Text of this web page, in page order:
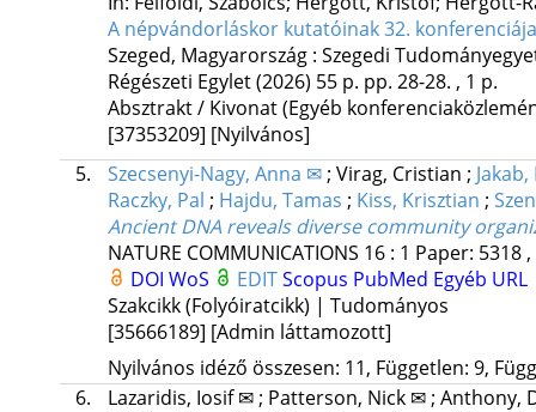
A népvándorláskor kutatóinak 32. konferenciája
Szeged, Magyarország : Szegedi
Régészeti Egylet(2026) 55 p. pp. 28-28. , 1 p.
Absztrakt / Kivonat (Egyéb
[37353209] [Nyilvános]
5.
Szecsenyi-Nagy, Anna ✉ ; Virag, Cristian ;
Raczky, Pal ; Hajdu, Tamas ; Kiss, Krisztian ;
Ancient DNA reveals diverse community
NATURE COMMUNICATIONS 16: 1 Paper: 5318
DOI WoS EDITScopus PubMed Egyéb URL
Szakcikk (Folyóiratcikk) | Tudományos
[35666189] [Admin láttamozott]
Nyilvános idéző összesen: 11, Független: 9,
6.
Lazaridis, Iosif ✉ ; Patterson, Nick ✉ ; Anthony,